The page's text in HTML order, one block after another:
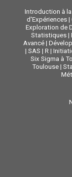
Introduction à
d'Expériences|
Exploration de
Statistiques |
Avancé |
| SAS | R |
Six Sigma à
Toulouse |